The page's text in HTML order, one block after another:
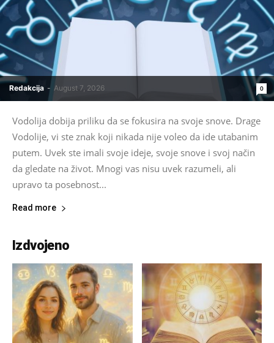
Redakcija - August 7, 2026 0
Vodolija dobija priliku da se fokusira na svoje snove. Drage
Vodolije, vi ste znak koji nikada nije voleo da ide utabanim
putem. Uvek ste imali svoje ideje, svoje snove i svoj način
da gledate na život. Mnogi vas nisu uvek razumeli, ali
upravo ta posebnost...
Read more
Izdvojeno